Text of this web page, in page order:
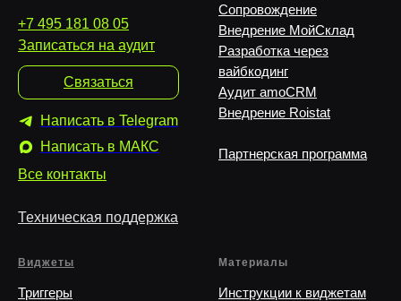
+7 495 181 08 05
Записаться на аудит
Связаться
Написать в Telegram
Написать в MAКС
Все контакты
Техническая поддержка
Сопровождение
Внедрение МойСклад
Разработка через
вайбкодинг
Аудит amoCRM
Внедрение Roistat
Партнерская программа
Виджеты
Триггеры
Материалы
Инструкции к виджетам